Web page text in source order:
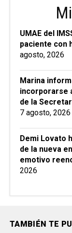
UMAE del
paciente con
agosto, 2026
Marina
incorporarse
de la
7 agosto, 2026
Demi Lovato
de la nueva
emotivo
2026
TAMBIÉN TE